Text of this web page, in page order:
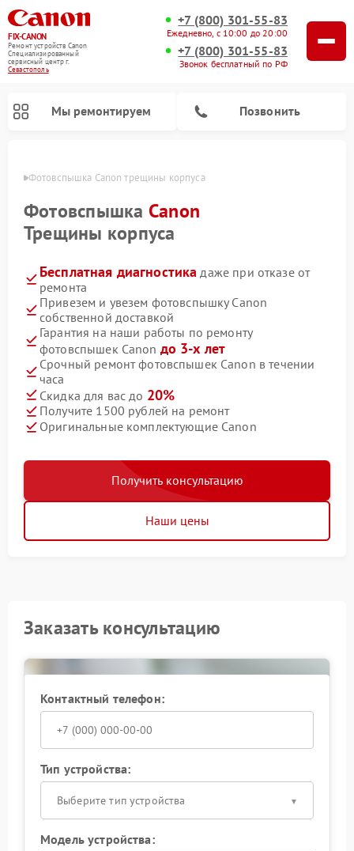
FIX-CANON
Ремонт устройств Canon
Специализированный
cервисный центр г.
Севастополь
+7 (800) 301-55-83
Ежедневно, с 10:00 до 20:00
+7 (800) 301-55-83
Звонок бесплатный по РФ
Мы ремонтируем Позвонить
Фотовспышка Canon трещины корпуса
Фотовспышка Canon
Трещины корпуса
Бесплатная диагностика даже при отказе от
ремонта
Привезем и увезем фотовспышку Canon
собственной доставкой
Гарантия на наши работы по ремонту
фотовспышек Canon до 3-х лет
Срочный ремонт фотовспышек Canon в течении
часа
Скидка для вас до 20%
Получите 1500 рублей на ремонт
Оригинальные комплектующие Canon
Получить консультацию
Наши цены
Заказать консультацию
Контактный телефон:
Тип устройства:
Выберите тип устройства
Модель устройства: